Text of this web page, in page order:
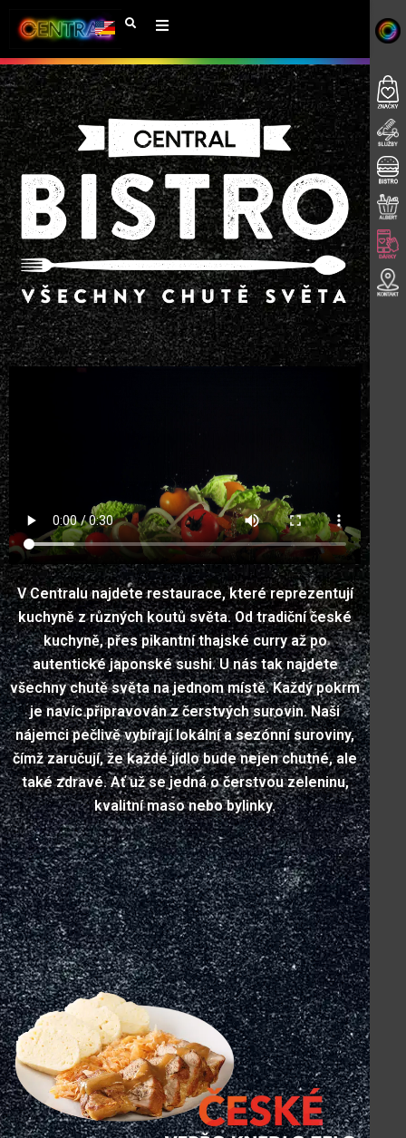
V Centralu najdete restaurace, které reprezentují
kuchyně z různých koutů světa. Od tradiční české
kuchyně, přes pikantní thajské curry až po
autentické japonské sushi. U nás tak najdete
všechny chutě světa na jednom místě. Každý pokrm
je navíc připravován z čerstvých surovin. Naši
nájemci pečlivě vybírají lokální a sezónní suroviny,
čímž zaručují, že každé jídlo bude nejen chutné, ale
také zdravé. Ať už se jedná o čerstvou zeleninu,
kvalitní maso nebo bylinky.